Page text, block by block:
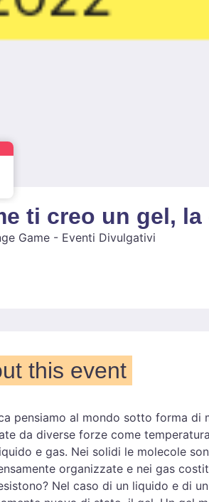
ti creo un gel,
Game - Eventi Divulgativi
this event
pensiamo al mondo sotto forma
da diverse forze come
e gas. Nei solidi le molecole
organizzate e nei gas
Nel caso di un liquido e di